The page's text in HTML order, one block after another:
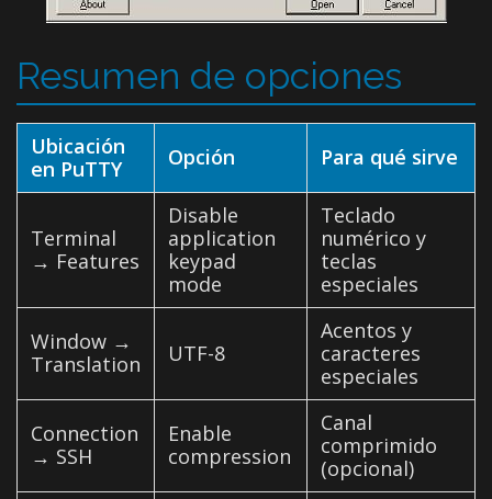
Resumen de opciones
Ubicación
en PuTTY
Opción Para qué sirve
Terminal
→ Features
Disable
application
keypad
mode
Teclado
numérico y
teclas
especiales
Window →
Translation
UTF-8
Acentos y
caracteres
especiales
Connection
→ SSH
Enable
compression
Canal
comprimido
(opcional)